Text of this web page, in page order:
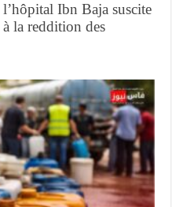
l’hôpital Ibn Baja suscite
à la reddition des